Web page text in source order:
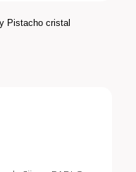
Pistacho cristal